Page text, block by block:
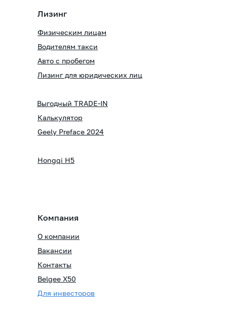
Компания
О компании
Вакансии
Контакты
Для инвесторов
Лизинг
Водителям такси
Физическим лицам
Авто с пробегом
Belgee X50
Лизинг для юридических лиц
Калькулятор
Hongqi H5
Выгодный TRADE-IN
Geely Preface 2024